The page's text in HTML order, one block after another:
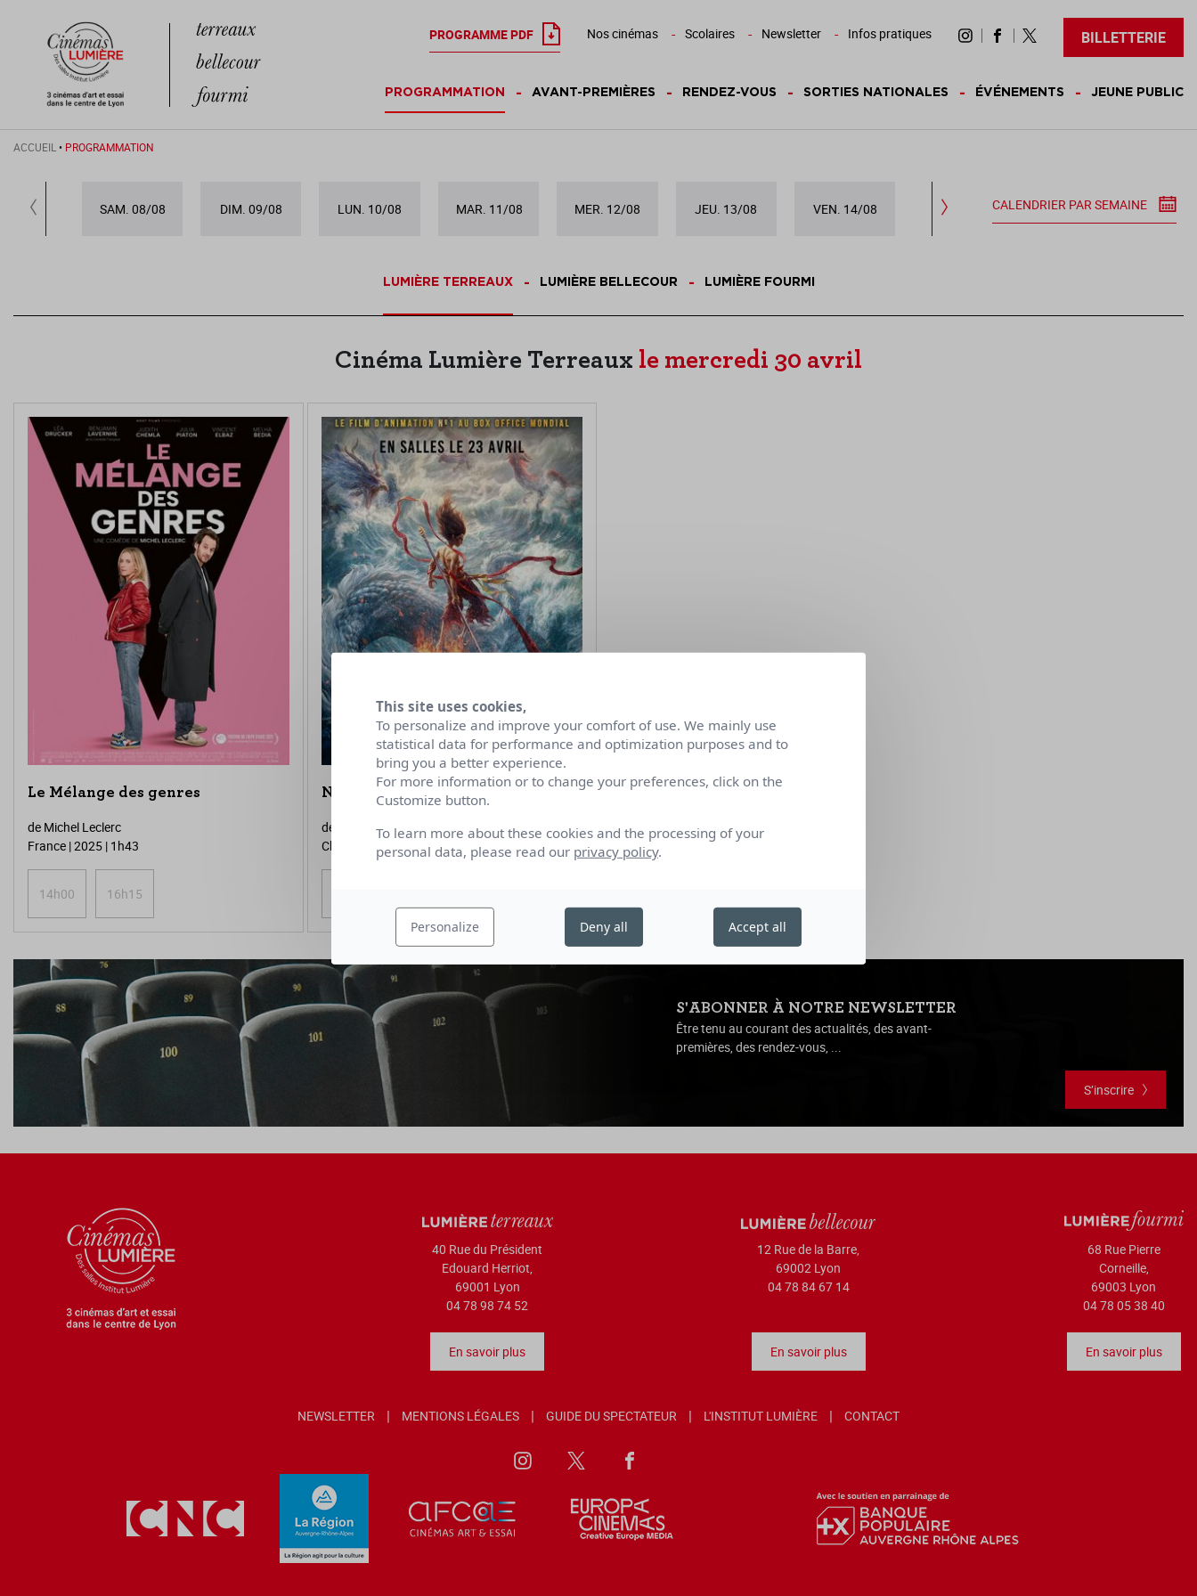
PROGRAMME PDF Nos cinémas Scolaires Newsletter Infos pratiques BILLETTERIE
PROGRAMMATION AVANT-PREMIÈRES RENDEZ-VOUS SORTIES NATIONALES ÉVÉNEMENTS JEUNE PUBLIC
ACCUEIL • PROGRAMMATION
SAM. 08/08 DIM. 09/08 LUN. 10/08 MAR. 11/08 MER. 12/08 JEU. 13/08 VEN. 14/08 SAM. 15/08 DIM. 16/08
CALENDRIER PAR SEMAINE
LUMIÈRE TERREAUX LUMIÈRE BELLECOUR LUMIÈRE FOURMI
Cinéma Lumière Terreaux le mercredi 30 avril
Le Mélange des genres
de Michel Leclerc
France | 2025 | 1h43
14h00 16h15
Ne Zha 2
de Yu Yang
Chine | VOSTF | 2025 | 2h24
S'ABONNER À NOTRE NEWSLETTER
Être tenu au courant des actualités, des avant-
premières, des rendez-vous, ...
S’inscrire
40 Rue du Président
Edouard Herriot,
69001 Lyon
04 78 98 74 52
En savoir plus
12 Rue de la Barre,
69002 Lyon
04 78 84 67 14
En savoir plus
68 Rue Pierre
Corneille,
69003 Lyon
04 78 05 38 40
En savoir plus
NEWSLETTER MENTIONS LÉGALES GUIDE DU SPECTATEUR L'INSTITUT LUMIÈRE CONTACT
This site uses cookies,
To personalize and improve your comfort of use. We mainly use
statistical data for performance and optimization purposes and to
bring you a better experience.
For more information or to change your preferences, click on the
Customize button.
To learn more about these cookies and the processing of your
personal data, please read our privacy policy.
Personalize Deny all Accept all